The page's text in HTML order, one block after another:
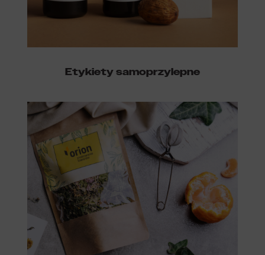
Etykiety samoprzylepne